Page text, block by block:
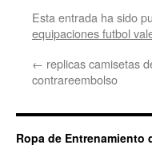
Esta entrada ha sido
equipaciones futbol
← replicas camisetas
contrareembolso
Ropa de